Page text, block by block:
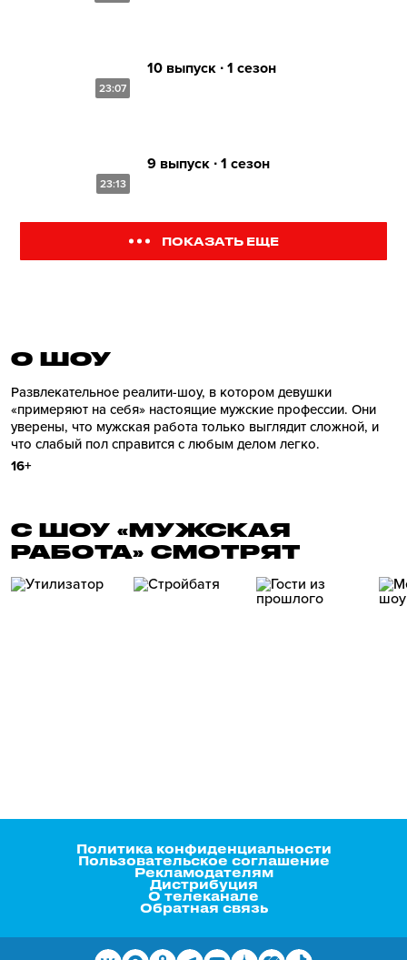
23:07
10 выпуск ∙ 1 сезон
23:13
9 выпуск ∙ 1 сезон
ПОКАЗАТЬ ЕЩЕ
О ШОУ
Развлекательное реалити-шоу, в котором девушки
«примеряют на себя» настоящие мужские профессии. Они
уверены, что мужская работа только выглядит сложной, и
что слабый пол справится с любым делом легко.
16+
С ШОУ «МУЖСКАЯ
РАБОТА» СМОТРЯТ
Политика конфиденциальности
Пользовательское соглашение
Рекламодателям
Дистрибуция
О телеканале
Обратная связь